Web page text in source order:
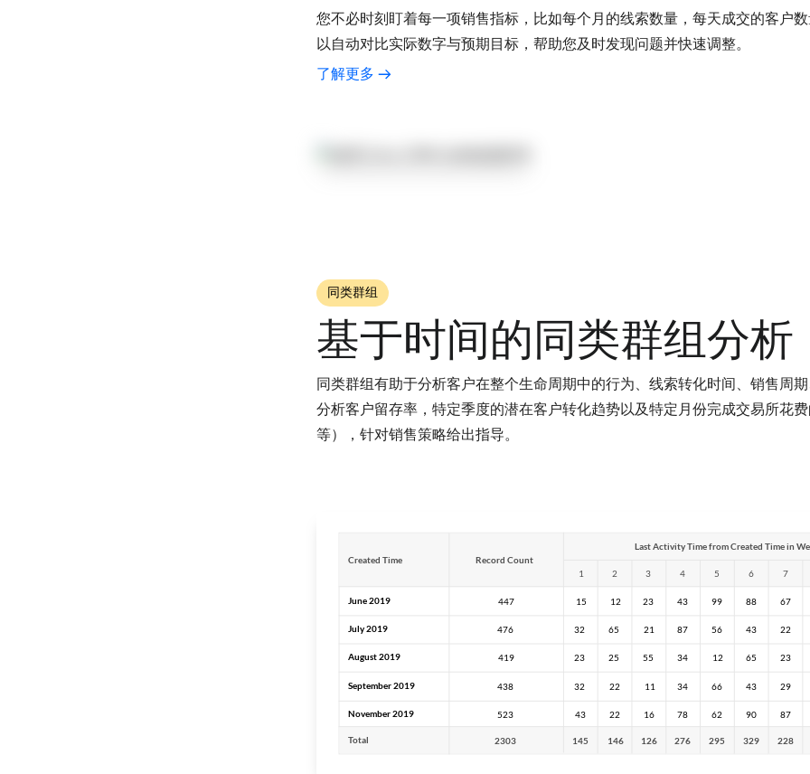
您不必时刻盯着每一项销售指标，比如每个月的线索数量，每天成交的客户
以自动对比实际数字与预期目标，帮助您及时发现问题并快速调整。
了解更多
同类群组
基于时间的同类群组分析
同类群组有助于分析客户在整个生命周期中的行为、线索转化时间、销售周
分析客户留存率，特定季度的潜在客户转化趋势以及特定月份完成交易所花
等），针对销售策略给出指导。